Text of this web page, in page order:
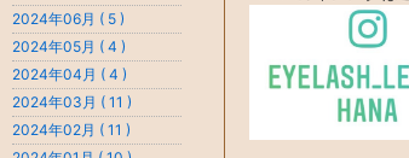
2024年06月 ( 5 )
2024年05月 ( 4 )
2024年04月 ( 4 )
2024年03月 ( 11 )
2024年02月 ( 11 )